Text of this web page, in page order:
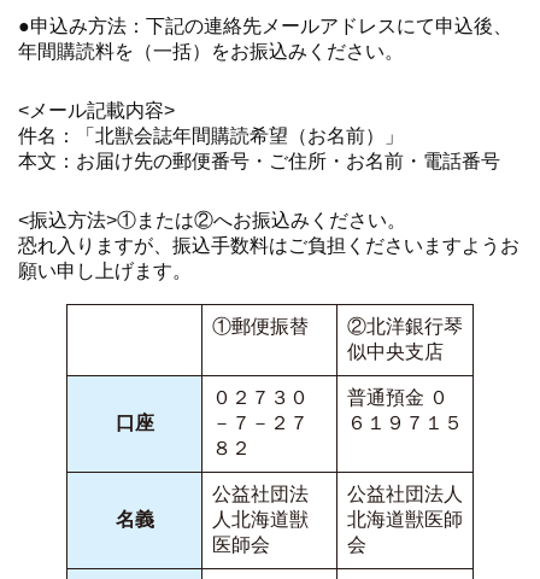
●申込み方法：下記の連絡先メールアドレスにて申込後、
年間購読料を（一括）をお振込みください。
<メール記載内容>
件名：「北獣会誌年間購読希望（お名前）」
本文：お届け先の郵便番号・ご住所・お名前・電話番号
<振込方法>①または②へお振込みください。
恐れ入りますが、振込手数料はご負担くださいますようお
願い申し上げます。
①郵便振替
②北洋銀行琴
似中央支店
口座
０２７３０
－７－２７
８２
普通預金 ０
６１９７１５
名義
公益社団法
人北海道獣
医師会
公益社団法人
北海道獣医師
会